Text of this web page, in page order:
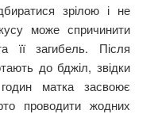
зрілою і не
може спричинити
її загибель. Після
до бджіл, звідки
матка засвоює
проводити жодних